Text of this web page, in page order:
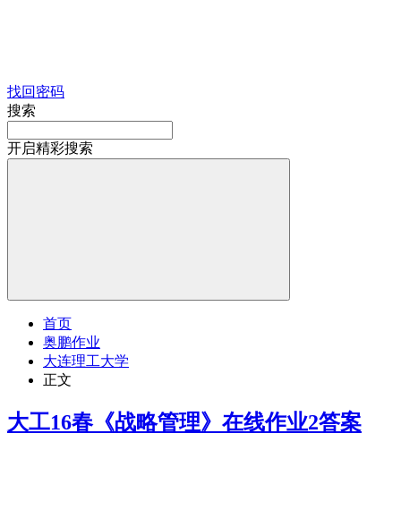
找回密码
搜索
开启精彩搜索
首页
奥鹏作业
大连理工大学
正文
大工16春《战略管理》在线作业2答案